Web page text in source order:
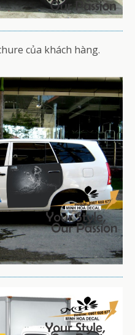
của khách hàng.